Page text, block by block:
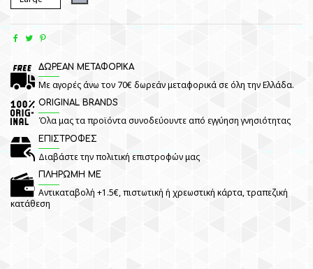
ΔΩΡΕΑΝ ΜΕΤΑΦΟΡΙΚΑ
Με αγορές άνω τον 70€ δωρεάν μεταφορικά σε όλη την Ελλάδα.
ORIGINAL BRANDS
Όλα μας τα προϊόντα συνοδεύουντε από εγγύηση γνησιότητας
ΕΠΙΣΤΡΟΦΕΣ
Διαβάστε την πολιτική επιστροφών μας
ΠΛΗΡΩΜΗ ΜΕ
Αντικαταβολή +1.5€, πιστωτική ή χρεωστική κάρτα, τραπεζική
κατάθεση